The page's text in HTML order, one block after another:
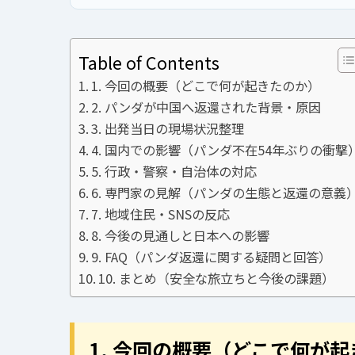
Table of Contents
1. 今回の概要（どこで何が起きたのか）
2. パンダが中国へ返還された背景・原因
3. 出発当日の現場状況整理
4. 国内での影響（パンダ不在54年ぶりの衝撃）
5. 行政・警察・自治体の対応
6. 専門家の見解（パンダの生態と返還の意義）
7. 地域住民・SNSの反応
8. 今後の見通しと日本への影響
9. FAQ（パンダ返還に関する疑問と回答）
10. まとめ（安全な旅立ちと今後の課題）